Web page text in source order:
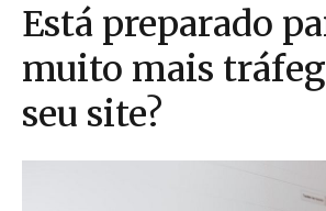
Está preparado
muito mais
seu site?